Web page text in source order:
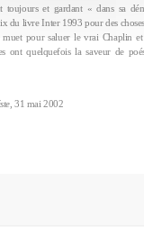
toujours et gardant « dans sa
du livre Inter 1993 pour des
pour saluer le vrai Chaplin et
ont quelquefois la saveur de
, 31 mai 2002